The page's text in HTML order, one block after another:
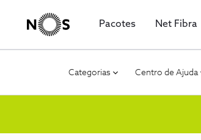
Pacotes Net Fibra
Categorias Centro de Ajuda